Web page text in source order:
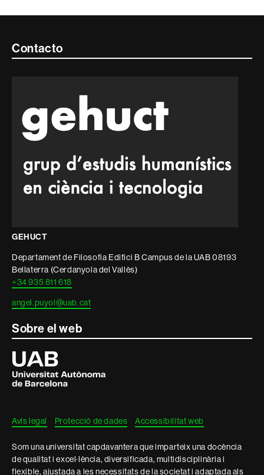
Contacte
informació
legal
Contacto
GEHUCT
Departament de Filosofia Edifici B Campus de la UAB 08193
Bellaterra (Cerdanyola del Vallès)
+34 935 811 618
angel.puyol@uab.cat
Sobre el web
Universitat
Autònoma
de
Barcelona
Avís legal Protecció de dades Accessibilitat web
Som una universitat capdavantera que imparteix una docència
de qualitat i excel·lència, diversificada, multidisciplinària i
flexible, ajustada a les necessitats de la societat i adaptada als